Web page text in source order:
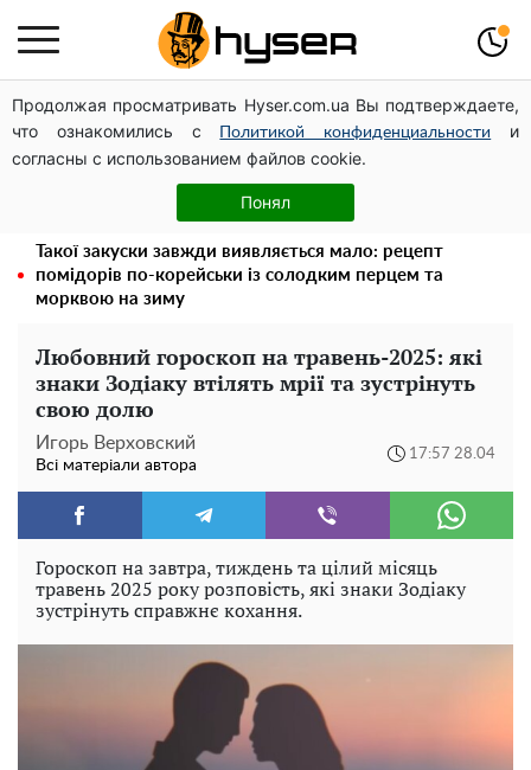
Продолжая просматривать Hyser.com.ua Вы подтверждаете,
что ознакомились с
Политикой конфиденциальности
и
согласны с использованием файлов cookie.
Понял
Українська авіатранспортна асоціація звернулася до
Мінфіну із закликом уніфікувати оподаткування
авіалізингу
Банку захочеться відкрити вже завтра: рецепт швидкої
квашеної капусти у найсмачнішому маринаді
Такої закуски завжди виявляється мало: рецепт
помідорів по-корейськи із солодким перцем та
морквою на зиму
Любовний гороскоп на травень-2025: які
знаки Зодіаку втілять мрії та зустрінуть
свою долю
Игорь Верховский
Всі матеріали автора
17:57 28.04
Гороскоп на завтра, тиждень та цілий місяць
травень 2025 року розповість, які знаки Зодіаку
зустрінуть справжнє кохання.